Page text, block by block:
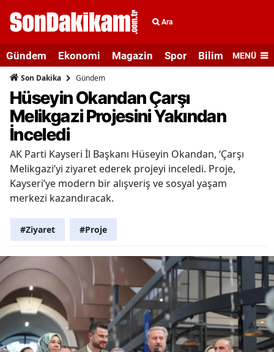
Ara
Gündem Ekonomi Magazin Spor Bilim veMENÜ
Son Dakika Gündem
Hüseyin Okandan Çarşı
Melikgazi Projesini Yakından
İnceledi
AK Parti Kayseri İl Başkanı Hüseyin Okandan, ‘Çarşı
Melikgazi’yi ziyaret ederek projeyi inceledi. Proje,
Kayseri’ye modern bir alışveriş ve sosyal yaşam
merkezi kazandıracak.
#Ziyaret #Proje